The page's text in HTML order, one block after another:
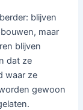
blijven
maar
blijven
dat ze
waar ze
gewoon